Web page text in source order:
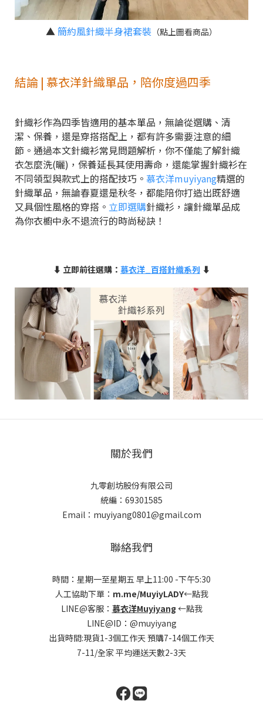
▲ 簡約風針織半身裙套裝 （點上圖看商品）
結論 | 慕衣洋針織單品，陪你度過四季
針織衫作為四季皆適用的基本單品，無論從選購、清
潔、保養，還是穿搭搭配上，都有許多需要注意的細
節。通過本文針織衫常見問題解析，你不僅能了解針織
衣怎麼洗(曬)，保養延長其使用壽命，還能掌握針織衫在
不同領型與款式上的搭配技巧。 慕衣洋muyiyang精選的
針織單品，無論春夏還是秋冬，都能陪你打造出既舒適
又具個性風格的穿搭。 立即選購針織衫，讓針織單品成
為你衣櫥中永不退流行的時尚秘訣！
⬇ 立即前往選購： 慕衣洋_百搭針織系列 ⬇
關於我們
九零創坊股份有限公司
統編：69301585
Email：muyiyang0801@gmail.com
聯絡我們
時間：星期一至星期五 早上11:00 -下午5:30
人工協助下單： m.me/MuyiyLADY←點我
LINE@客服： 慕衣洋Muyiyang ←點我
LINE@ID：@muyiyang
出貨時間:現貨1-3個工作天 預購7-14個工作天
7-11/全家 平均運送天數2-3天